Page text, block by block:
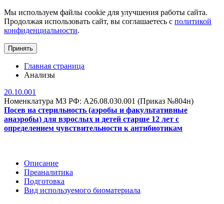
Мы используем файлы cookie для улучшения работы сайта.
Продолжая использовать сайт, вы соглашаетесь с политикой
конфиденциальности.
Принять
Главная страница
Анализы
20.10.001
Номенклатура МЗ РФ: A26.08.030.001 (Приказ №804н)
Посев на стерильность (аэробы и факультативные
анаэробы) для взрослых и детей старше 12 лет с
определением чувствительности к антибиотикам
Описание
Преаналитика
Подготовка
Вид используемого биоматериала